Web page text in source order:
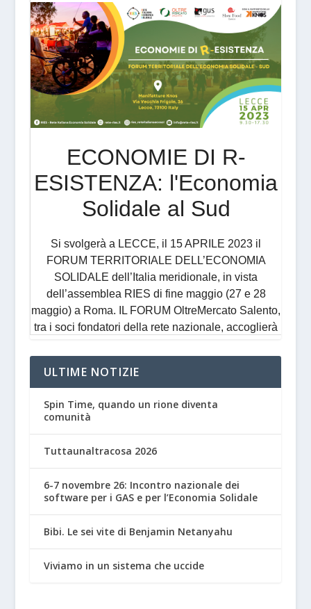
ULTIME NOTIZIE
Spin Time, quando un rione diventa
comunità
Tuttaunaltracosa 2026
6-7 novembre 26: Incontro nazionale dei
software per i GAS e per l’Economia Solidale
Bibi. Le sei vite di Benjamin Netanyahu
Viviamo in un sistema che uccide